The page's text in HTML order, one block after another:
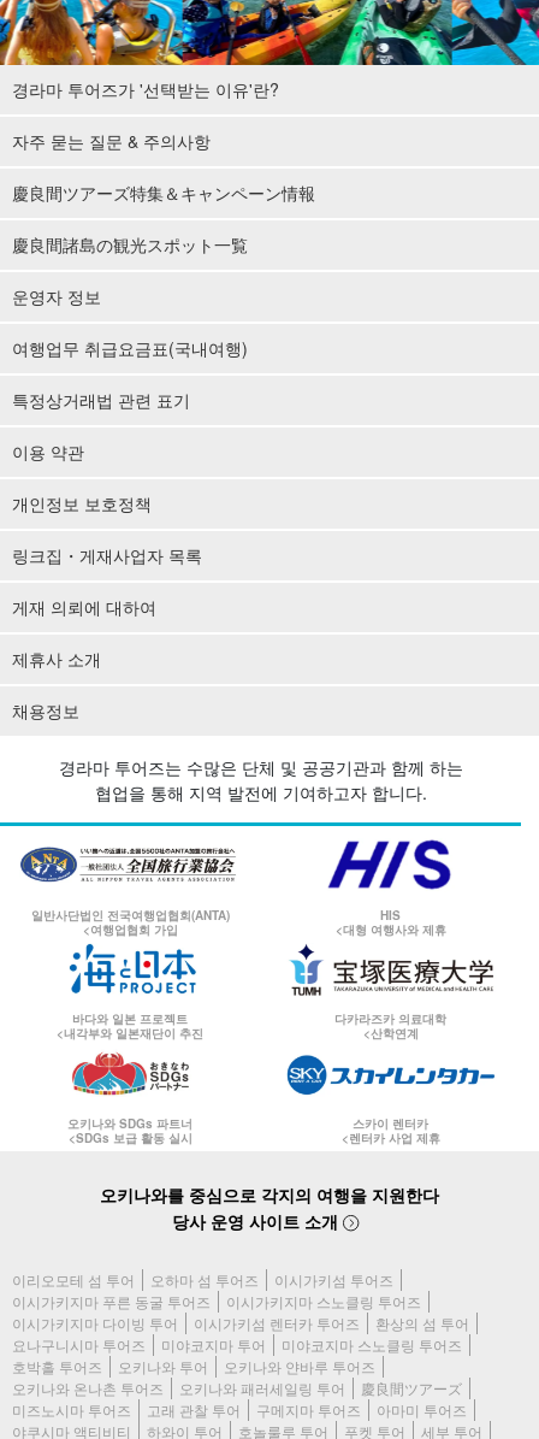
경라마 투어즈가 '선택받는 이유'란?
자주 묻는 질문 & 주의사항
慶良間ツアーズ特集＆キャンペーン情報
慶良間諸島の観光スポット一覧
운영자 정보
여행업무 취급요금표(국내여행)
특정상거래법 관련 표기
이용 약관
개인정보 보호정책
링크집・게재사업자 목록
게재 의뢰에 대하여
제휴사 소개
채용정보
경라마 투어즈는 수많은 단체 및 공공기관과 함께 하는
협업을 통해 지역 발전에 기여하고자 합니다.
일반사단법인 전국여행업협회(ANTA)
<여행업협회 가입
HIS
<대형 여행사와 제휴
바다와 일본 프로젝트
<내각부와 일본재단이 추진
다카라즈카 의료대학
<산학연계
오키나와 SDGs 파트너
<SDGs 보급 활동 실시
스카이 렌터카
<렌터카 사업 제휴
오키나와를 중심으로 각지의 여행을 지원한다
당사 운영 사이트 소개
이리오모테 섬 투어 오하마 섬 투어즈
이시가키섬 투어즈
이시가키지마 푸른 동굴 투어즈
이시가키지마 스노클링 투어즈
이시가키지마 다이빙 투어
이시가키섬 렌터카 투어즈
환상의 섬 투어
요나구니시마 투어즈
미야코지마 투어
미야코지마 스노클링 투어즈
호박홀 투어즈
오키나와 투어
오키나와 얀바루 투어즈
오키나와 온나촌 투어즈
오키나와 패러세일링 투어
慶良間ツアーズ
미즈노시마 투어즈
고래 관찰 투어 구메지마 투어즈
아마미 투어즈
야쿠시마 액티비티
하와이 투어 호놀룰루 투어 푸켓 투어 세부 투어